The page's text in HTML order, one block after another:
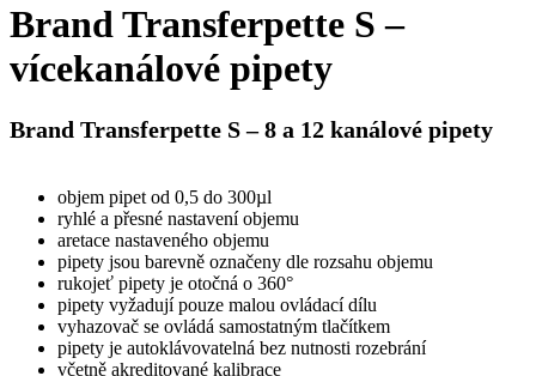
Brand Transferpette S –
vícekanálové pipety
Brand Transferpette S – 8 a 12 kanálové pipety
objem pipet od 0,5 do 300µl
ryhlé a přesné nastavení objemu
aretace nastaveného objemu
pipety jsou barevně označeny dle rozsahu objemu
rukojeť pipety je otočná o 360°
pipety vyžadují pouze malou ovládací dílu
vyhazovač se ovládá samostatným tlačítkem
pipety je autoklávovatelná bez nutnosti rozebrání
včetně akreditované kalibrace